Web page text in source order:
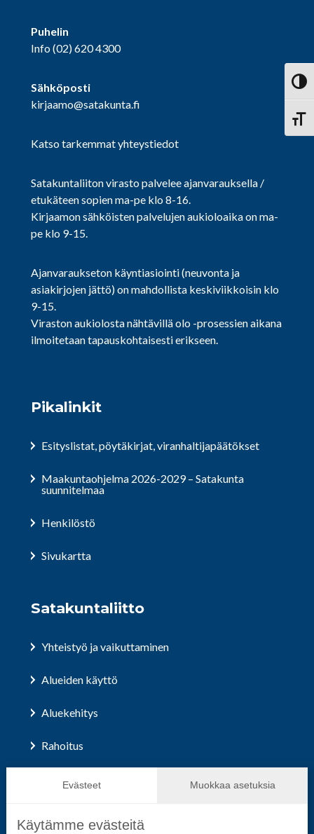
Evästeet Muokkaa asetuksia
Käytämme evästeitä
Puhelin
Info(02) 620 4300
Sähköposti
kirjaamo@satakunta.fi
Katso tarkemmat yhteystiedot
Satakuntaliiton virasto palvelee ajanvarauksella /
etukäteen sopien ma-pe klo 8-16.
Kirjaamon sähköisten palvelujen aukioloaika on ma-
pe klo 9-15.
Ajanvaraukseton käyntiasiointi (neuvonta ja
asiakirjojen jättö) on mahdollista keskiviikkoisin klo
9-15.
Viraston aukiolosta nähtävillä olo -prosessien aikana
ilmoitetaan tapauskohtaisesti erikseen.
Pikalinkit
Esityslistat, pöytäkirjat, viranhaltijapäätökset
Maakuntaohjelma 2026-2029 – Satakunta
suunnitelmaa
Henkilöstö
Sivukartta
Satakuntaliitto
Yhteistyö ja vaikuttaminen
Alueiden käyttö
Aluekehitys
Rahoitus
Hallinto ja päätöksenteko